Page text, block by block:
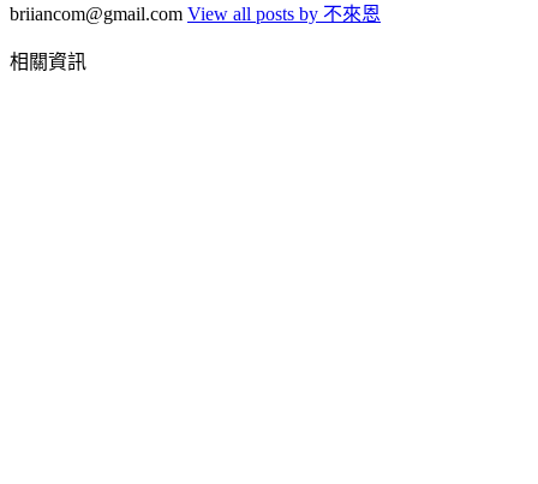
briiancom@gmail.com View all posts by 不來恩
相關資訊